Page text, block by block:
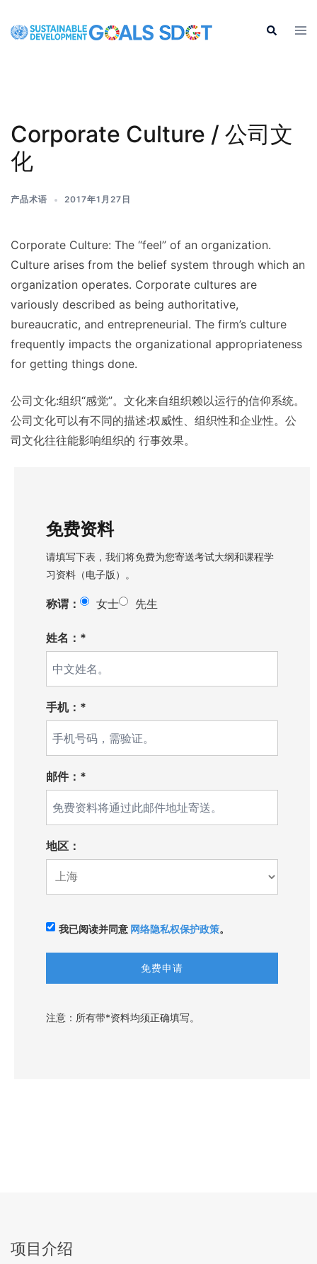
Search
Corporate Culture / 公司文
化
产品术语 2017年1月27日
Corporate Culture: The “feel” of an organization.
Culture arises from the belief system through which an
organization operates. Corporate cultures are
variously described as being authoritative,
bureaucratic, and entrepreneurial. The firm’s culture
frequently impacts the organizational appropriateness
for getting things done.
公司文化:组织“感觉”。文化来自组织赖以运行的信仰系统。
公司文化可以有不同的描述:权威性、组织性和企业性。公
司文化往往能影响组织的 行事效果。
免费资料
请填写下表，我们将免费为您寄送考试大纲和课程学
习资料（电子版）。
称谓： 女士 先生
姓名：*
手机：*
邮件：*
地区：
我已阅读并同意 网络隐私权保护政策。
注意：所有带*资料均须正确填写。
项目介绍